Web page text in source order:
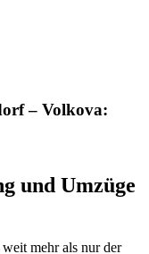
– Volkova:
und Umzüge
mehr als nur der